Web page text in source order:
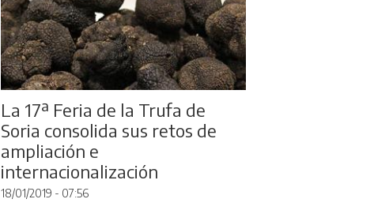
La 17ª Feria de la Trufa de
Soria consolida sus retos de
ampliación e
internacionalización
18/01/2019 - 07:56